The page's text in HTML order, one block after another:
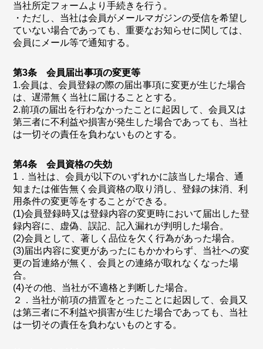
当社所定フォームより手続きを行う。
・ただし、当社は会員がメールマガジンの受信を希望し
ていない場合であっても、重要なお知らせに関しては、
会員にメール等で通知する。
第3条 会員届出事項の変更等
1.会員は、会員登録の際の届出事項に変更が生じた場合
は、遅滞無く当社に届けることとする。
2.前項の届出を行わなかったことに起因して、会員又は
第三者に不利益や損害が発生した場合であっても、当社
は一切その責任を負わないものとする。
第4条 会員資格の失効
1．当社は、会員が以下のいずれかに該当した場合、通
知または催告無く会員資格の取り消し、登録の抹消、利
用条件の変更等をすることができる。
(1)会員登録時又は登録内容の変更時において届出した登
録内容に、虚偽、誤記、記入漏れが判明した場合。
(2)会員として、著しく品位を欠く行為があった場合。
(3)届出内容に変更があったにもかかわらず、当社への変
更の旨連絡が無く、会員との連絡が取れなくなった場
合。
(4)その他、当社が不適格と判断した場合。
２．当社が前項の措置をとったことに起因して、会員又
は第三者に不利益や損害が生じた場合であっても、当社
は一切その責任を負わないものとする。